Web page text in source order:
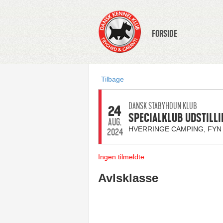
FORSIDE
Tilbage
24
AUG.
2024
DANSK STABYHOUN KLUB
SPECIALKLUB
HVERRINGE CAMPING, FYN
Ingen tilmeldte
Avlsklasse